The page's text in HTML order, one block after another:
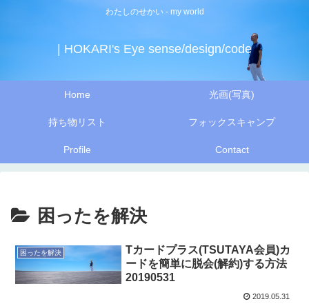
わたしのせかい - my world
| HOKARI's Eye sense/design/code
Home 光画(写真)
持ち物リスト フォックスキャンプ
Profile Contact
困ったを解決
困ったを解決
Tカードプラス(TSUTAYA会員)カ
ードを簡単に脱会(解約)する方法
20190531
2019.05.31